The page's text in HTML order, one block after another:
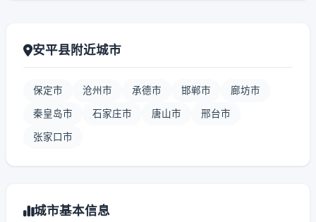
安平县附近城市
保定市 沧州市 承德市 邯郸市 廊坊市
秦皇岛市 石家庄市 唐山市 邢台市
张家口市
城市基本信息